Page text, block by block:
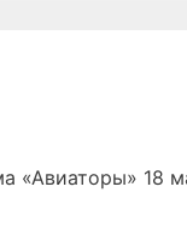
«Авиаторы» 18